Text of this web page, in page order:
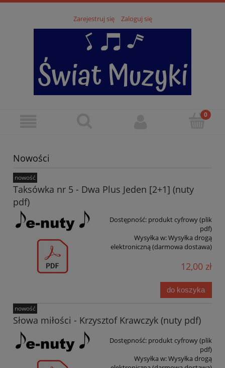
Zarejestruj się Zaloguj się
Nowości
Taksówka nr 5 - Dwa Plus Jeden [2+1] (nuty
pdf)
Dostępność: produkt cyfrowy (plik
pdf)
Wysyłka w:Wysyłka drogą
elektroniczną (darmowa dostawa)
12,00 zł
do koszyka
nowość
Słowa miłości - Krzysztof Krawczyk (nuty pdf)
Dostępność: produkt cyfrowy (plik
pdf)
Wysyłka w:Wysyłka drogą
nowość